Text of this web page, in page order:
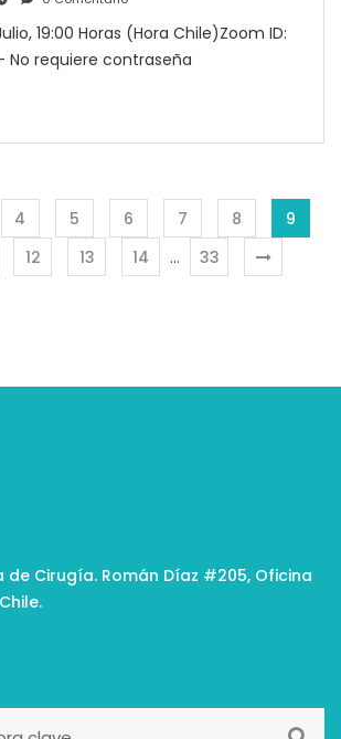
19:00 Horas (Hora Chile)Zoom ID:
No requiere contraseña
4 5 6 7 8
9
12 13 14 … 33
de Cirugía. Román Díaz #205, Oficina